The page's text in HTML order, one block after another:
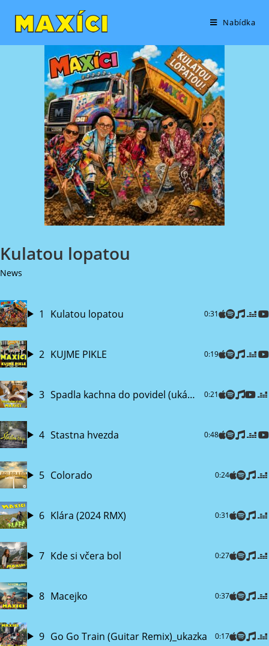
Nabídka
Kulatou lopatou
News
1 Kulatou lopatou 0:31
2 KUJME PIKLE 0:19
3 Spadla kachna do povidel (ukázka) 0:21
4 Stastna hvezda 0:48
5 Colorado 0:24
6 Klára (2024 RMX) 0:31
7 Kde si včera bol 0:27
8 Macejko 0:37
9 Go Go Train (Guitar Remix)_ukazka 0:17